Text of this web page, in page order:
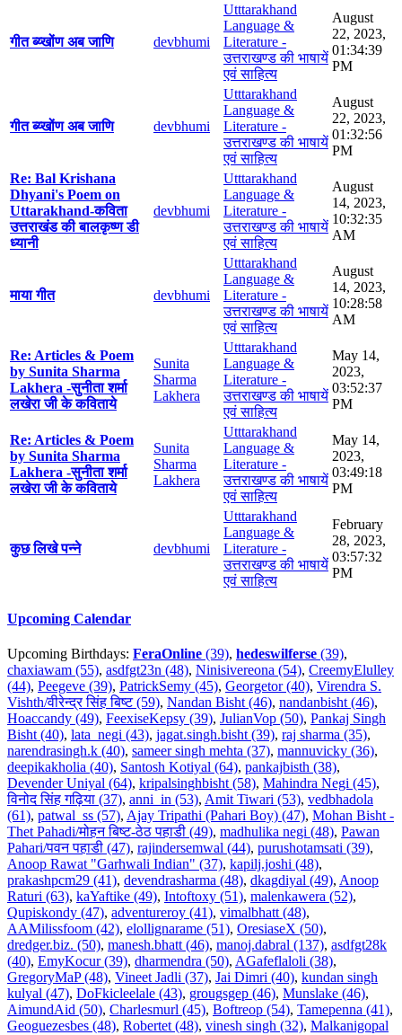
गीत ब्य्खोंण अब जाणि devbhumi
Utttarakhand
Language &
Literature -
उत्तराखण्ड की भाषायें
एवं साहित्य
August
22, 2023,
01:34:39
PM
गीत ब्य्खोंण अब जाणि devbhumi
Utttarakhand
Language &
Literature -
उत्तराखण्ड की भाषायें
एवं साहित्य
August
22, 2023,
01:32:56
PM
Re: Bal Krishana
Dhyani's Poem on
Uttarakhand-कविता
उत्तराखंड की बालकृष्ण डी
ध्यानी
devbhumi
Utttarakhand
Language &
Literature -
उत्तराखण्ड की भाषायें
एवं साहित्य
August
14, 2023,
10:32:35
AM
माया गीत devbhumi
Utttarakhand
Language &
Literature -
उत्तराखण्ड की भाषायें
एवं साहित्य
August
14, 2023,
10:28:58
AM
Re: Articles & Poem
by Sunita Sharma
Lakhera -सुनीता शर्मा
लखेरा जी के कविताये
Sunita
Sharma
Lakhera
Utttarakhand
Language &
Literature -
उत्तराखण्ड की भाषायें
एवं साहित्य
May 14,
2023,
03:52:37
PM
Re: Articles & Poem
by Sunita Sharma
Lakhera -सुनीता शर्मा
लखेरा जी के कविताये
Sunita
Sharma
Lakhera
Utttarakhand
Language &
Literature -
उत्तराखण्ड की भाषायें
एवं साहित्य
May 14,
2023,
03:49:18
PM
कुछ लिखे पन्ने devbhumi
Utttarakhand
Language &
Literature -
उत्तराखण्ड की भाषायें
एवं साहित्य
February
28, 2023,
03:57:32
PM
Upcoming Calendar
Upcoming Birthdays: FeraOnline (39), hedeswilferse (39),
chaxiawam (55), asdfgt23n (48), Ninisivereona (54), CreemyElulley
(44), Peegeve (39), PatrickSemy (45), Georgetor (40), Virendra S.
Vishth/वीरेन्द्र सिंह बिष्ट (59), Nandan Bisht (46), nandanbisht (46),
Hoaccandy (49), FeexiseKepsy (39), JulianVop (50), Pankaj Singh
Bisht (40), lata_negi (43), jagat.singh.bisht (39), raj sharma (35),
narendrasingh.k (40), sameer singh mehta (37), mannuvicky (36),
deepikakholia (40), Santosh Kotiyal (64), pankajbisth (38),
Devender Uniyal (64), kripalsinghbisht (58), Mahindra Negi (45),
विनोद सिंह गढ़िया (37), anni_in (53), Amit Tiwari (53), vedbhadola
(61), patwal_ss (57), Ajay Tripathi (Pahari Boy) (47), Mohan Bisht -
Thet Pahadi/मोहन बिष्ट-ठेठ पहाडी (49), madhulika negi (48), Pawan
Pahari/पवन पहाडी (47), rajindersemwal (44), purushotamsati (39),
Anoop Rawat "Garhwali Indian" (37), kapilj.joshi (48),
prakashpcm29 (41), devendrasharma (48), dkagdiyal (49), Anoop
Raturi (63), kaYaftike (49), Intoftoxy (51), malenkawera (52),
Qupiskondy (47), adventureroy (41), vimalbhatt (48),
AAMilissfoom (42), elollignarame (51), OresiaseX (50),
dredger.biz. (50), manesh.bhatt (46), manoj.dabral (137), asdfgt28k
(40), EmyKocur (39), dharmendra (50), AGafeflaloli (38),
GregoryMaP (48), Vineet Jadli (37), Jai Dimri (40), kundan singh
kulyal (47), DoFkicleelale (43), grougsgep (46), Munslake (46),
AimundAid (50), Charlesmurl (45), Boftreop (54), Tamepenna (41),
Geoguezesbes (48), Robertet (48), vinesh singh (32), Malkanigopal